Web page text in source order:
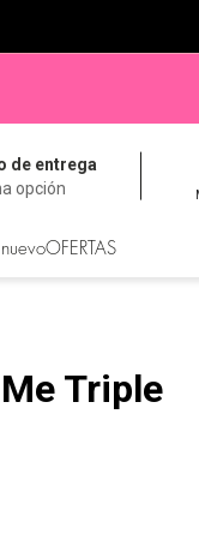
de entrega
opción
OFERTAS
Triple